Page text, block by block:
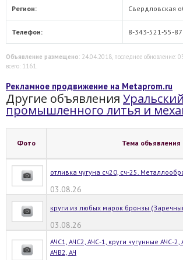
Регион: Свердловская
Телефон: 8-343-521-55-
Объявление размещено: 24.04.2018, последнее обновление:
всего: 1161.
Рекламное продвижение на Metaprom.ru
Другие объявления
промышленного литья и
Фото Тема объявления
отливка чугуна сч20, сч-25.
03.08.26
круги из любых марок бронзы
03.08.26
АЧС1, АЧС2, АЧС-1, круги чугунные АЧС-2,
АЧВ2, АЧ